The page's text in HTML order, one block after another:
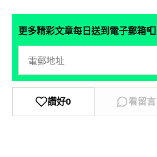
更多精彩文章每日送到電子郵箱📮
讚好0 看留言